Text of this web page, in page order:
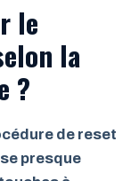
le
la
?
de reset
presque